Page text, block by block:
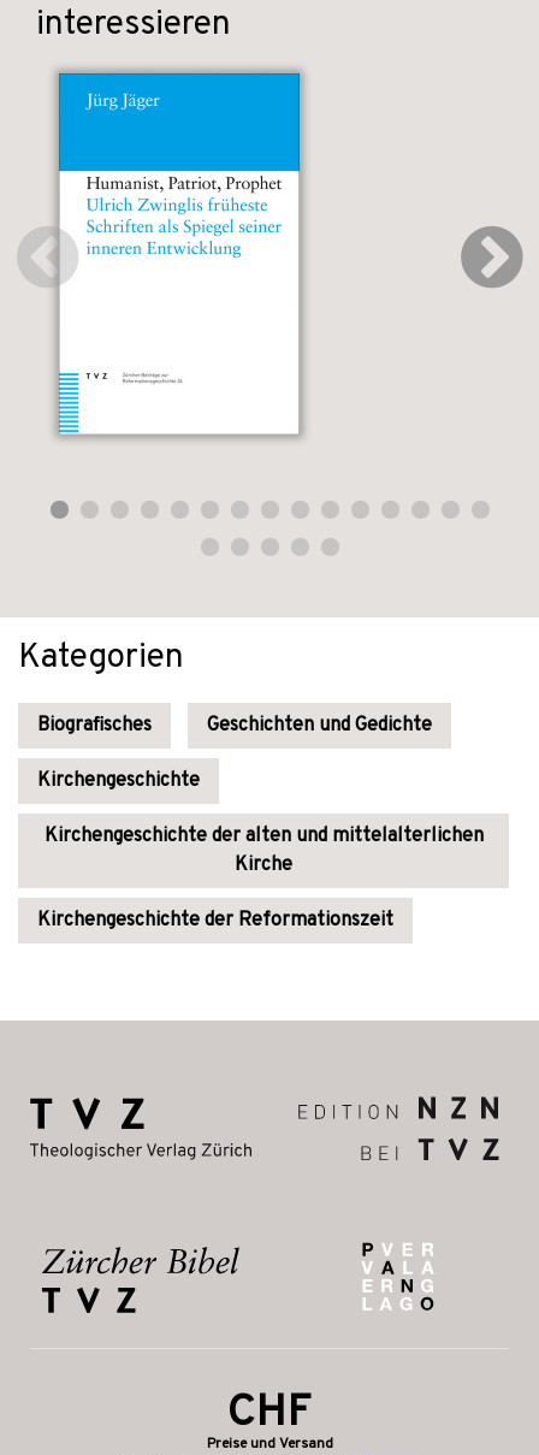
interessieren
Kategorien
Biografisches Geschichten und Gedichte
Kirchengeschichte
Kirchengeschichte der alten und mittelalterlichen
Kirche
Kirchengeschichte der Reformationszeit
CHF
Preise und Versand